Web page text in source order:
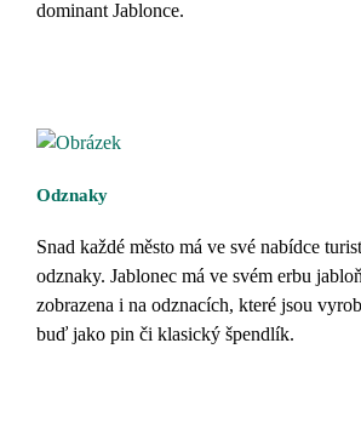
dominant Jablonce.
Odznaky
Snad každé město má ve své nabídce
odznaky. Jablonec má ve svém erbu
zobrazena i na odznacích, které jsou
buď jako pin či klasický špendlík.